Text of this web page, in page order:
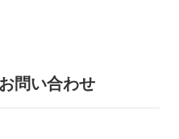
問い合わせ